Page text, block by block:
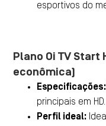
esportivos do
Plano Oi TV Start
econômica)
Especificações:
principais em
Perfil ideal: